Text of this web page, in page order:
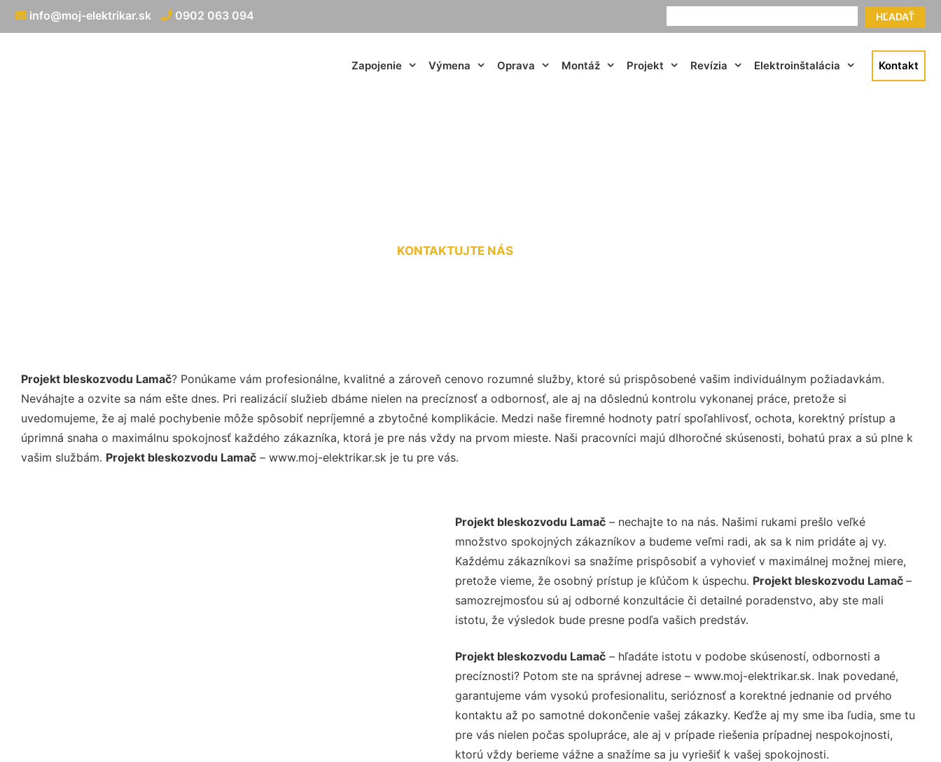
HĽADAŤ
info@moj-elektrikar.sk 0902 063 094
Zapojenie Výmena Oprava Montáž Projekt Revízia Elektroinštalácia Kontakt
KONTAKTUJTE NÁS
Projekt bleskozvodu Lamač? Ponúkame vám profesionálne, kvalitné a zároveň cenovo rozumné služby, ktoré sú prispôsobené vašim individuálnym požiadavkám.
Neváhajte a ozvite sa nám ešte dnes. Pri realizácií služieb dbáme nielen na precíznosť a odbornosť, ale aj na dôslednú kontrolu vykonanej práce, pretože si
uvedomujeme, že aj malé pochybenie môže spôsobiť nepríjemné a zbytočné komplikácie. Medzi naše firemné hodnoty patrí spoľahlivosť, ochota, korektný prístup a
úprimná snaha o maximálnu spokojnosť každého zákazníka, ktorá je pre nás vždy na prvom mieste. Naši pracovníci majú dlhoročné skúsenosti, bohatú prax a sú plne k
vašim službám. Projekt bleskozvodu Lamač – www.moj-elektrikar.sk je tu pre vás.
Projekt bleskozvodu Lamač– nechajte to na nás. Našimi rukami prešlo veľké
množstvo spokojných zákazníkov a budeme veľmi radi, ak sa k nim pridáte aj vy.
Každému zákazníkovi sa snažíme prispôsobiť a vyhovieť v maximálnej možnej miere,
pretože vieme, že osobný prístup je kľúčom k úspechu. Projekt bleskozvodu Lamač –
samozrejmosťou sú aj odborné konzultácie či detailné poradenstvo, aby ste mali
istotu, že výsledok bude presne podľa vašich predstáv.
Projekt bleskozvodu Lamač– hľadáte istotu v podobe skúseností, odbornosti a
precíznosti? Potom ste na správnej adrese – www.moj-elektrikar.sk. Inak povedané,
garantujeme vám vysokú profesionalitu, serióznosť a korektné jednanie od prvého
kontaktu až po samotné dokončenie vašej zákazky. Keďže aj my sme iba ľudia, sme tu
pre vás nielen počas spolupráce, ale aj v prípade riešenia prípadnej nespokojnosti,
ktorú vždy berieme vážne a snažíme sa ju vyriešiť k vašej spokojnosti.